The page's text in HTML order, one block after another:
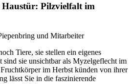
Pilzvielfalt im
und Mitarbeiter
Tiere, sie stellen ein eigenes
sind sie unsichtbar als Myzelgeflecht im
im Herbst künden von ihrer
lässt Sie in die faszinierende